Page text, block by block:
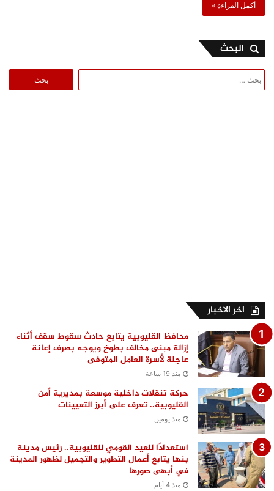
أكمل القراءة »
البحث
عن:
اخر الاخبار
محافظ القليوبية يتابع حادث سقوط سقف أثناء
إزالة مبنى مخالف بطوخ ويوجه بصرف إعانة
عاجلة لأسرة العامل المتوفى
منذ 19 ساعة
حركة تنقلات داخلية موسعة بمديرية أمن
القليوبية.. تعرف على أبرز التعيينات
منذ يومين
استعدادًا للعيد القومي للقليوبية.. رئيس مدينة
بنها يتابع أعمال التطوير والتجميل لظهور المدينة
في أبهى صورها
منذ 4 أيام